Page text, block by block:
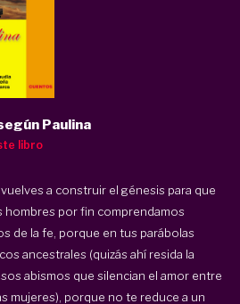
Paulina
libro
a construir el génesis para que
hombres por fin comprendamos
de la fe, porque en tus parábolas
ancestrales (quizás ahí resida la
abismos que silencian el amor entre
mujeres), porque no te reduce a un